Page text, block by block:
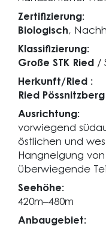
Zertifizierung:
Biologisch,
Klassifizierung:
Große STK Ried /
Herkunft/Ried :
Ried Pössnitzberg
Ausrichtung:
vorwiegend
östlichen und
Hangneigung
überwiegende
Seehöhe:
420m–480m
Anbaugebiet: